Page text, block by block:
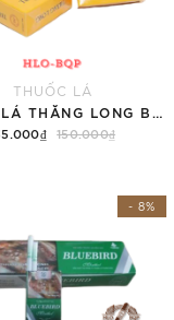
THUỐC LÁ
150.000₫
- 8%